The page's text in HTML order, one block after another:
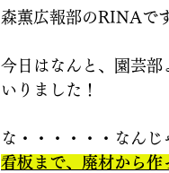
森薫広報部のRINAで
今日はなんと、園芸部
いりました！
な・・・・・・なんじ
看板まで、廃材から作